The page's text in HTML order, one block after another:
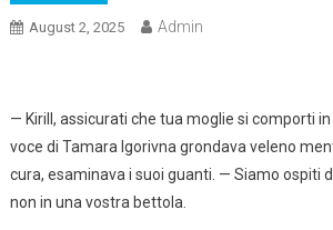
August 2, 2025 Admin
— Kirill, assicurati che tua moglie si comporti
voce di Tamara Igorivna grondava veleno
cura, esaminava i suoi guanti. — Siamo ospiti
non in una vostra bettola.